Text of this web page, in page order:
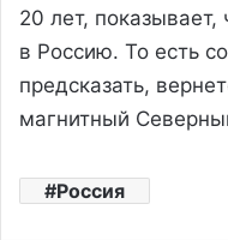
20 лет,
в Россию. То есть
предсказать,
магнитный
Россия